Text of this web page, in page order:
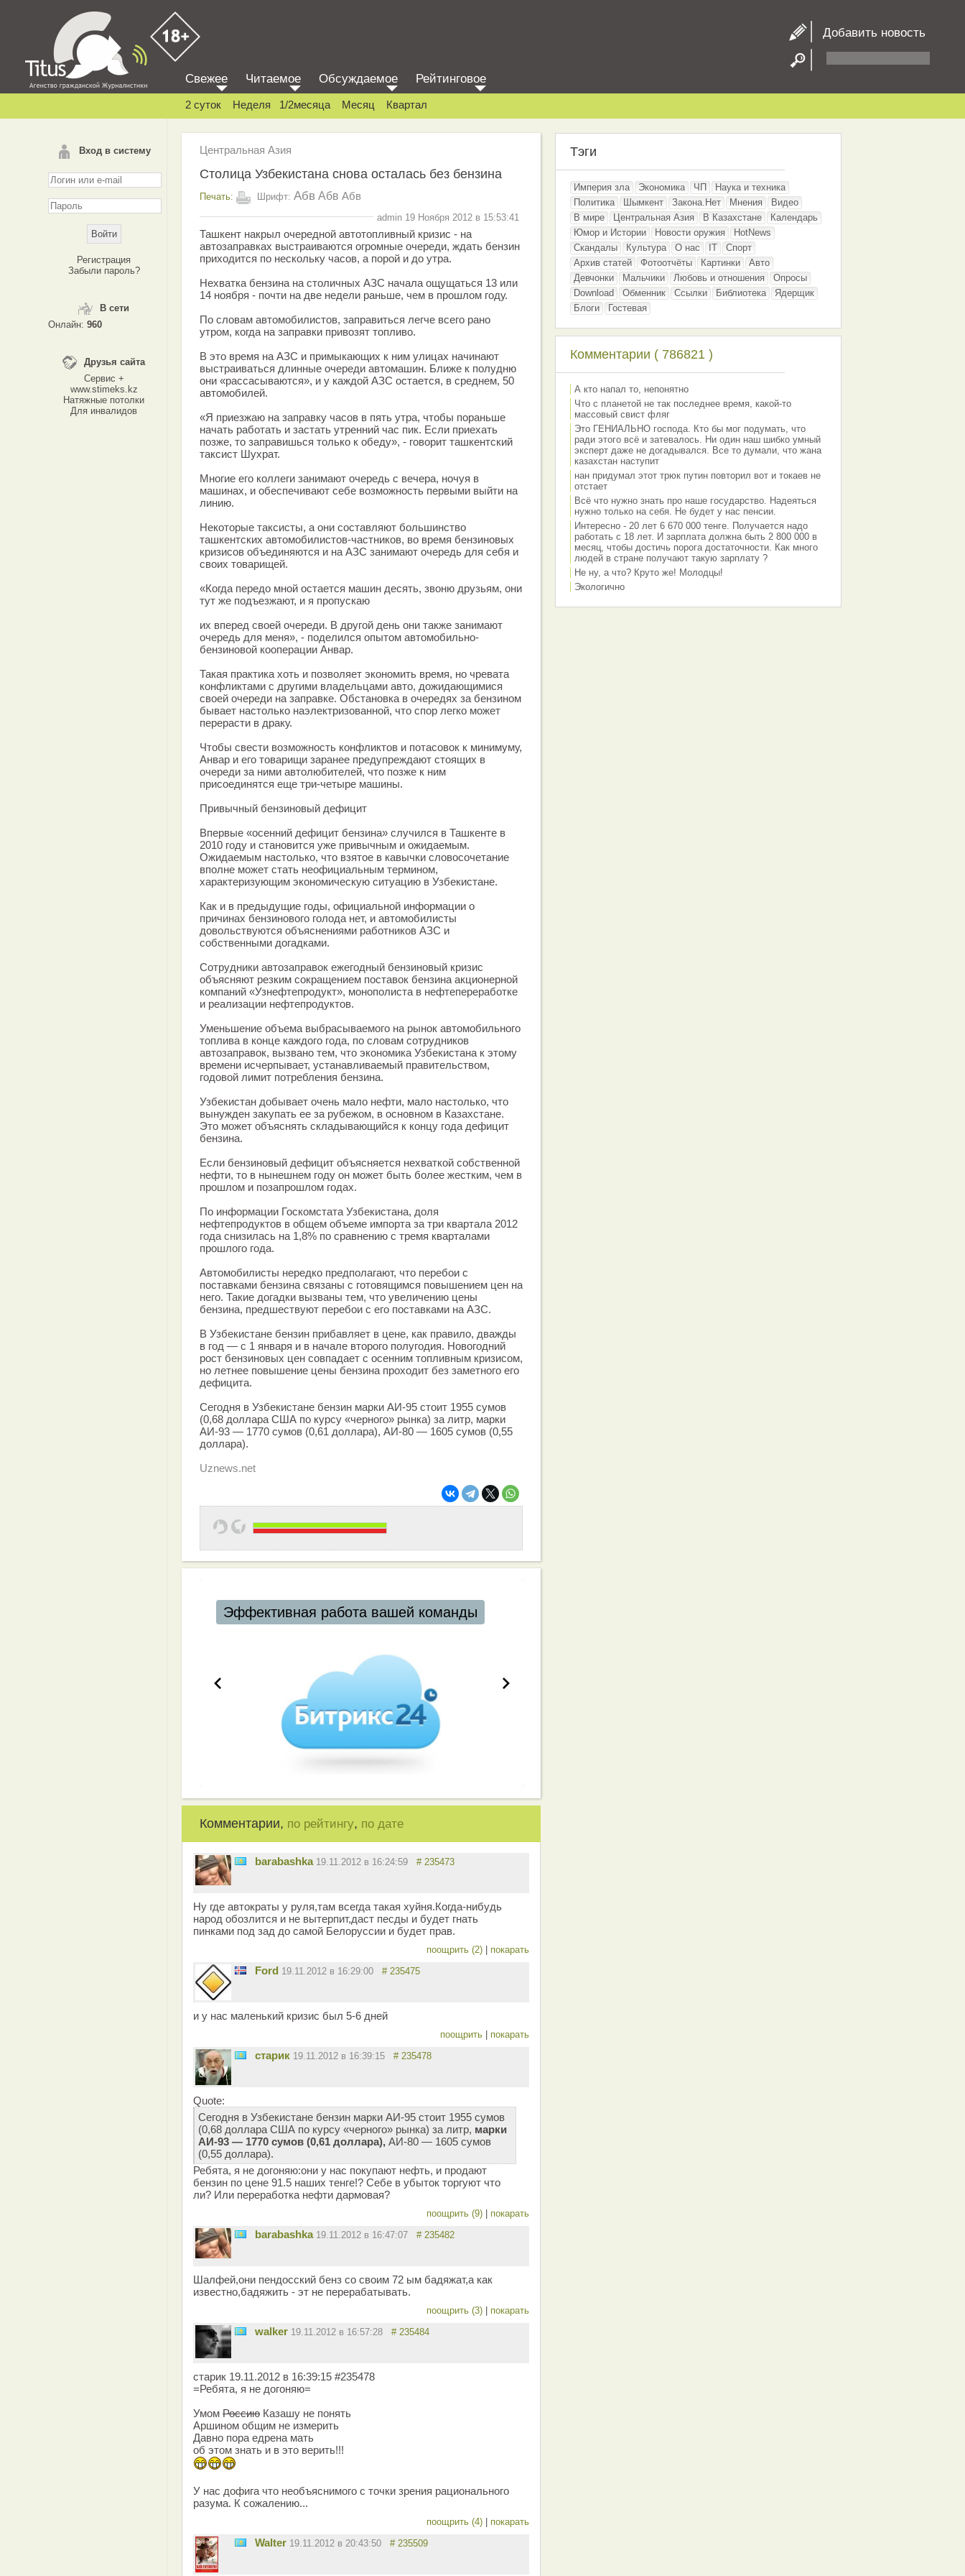
Добавить новость
Вход в систему
Регистрация
Забыли пароль?
В сети
Онлайн: 960
Друзья сайта
Сервис +
www.stimeks.kz
Натяжные потолки
Для инвалидов
Свежее Читаемое Обсуждаемое Рейтинговое
2 суток Неделя 1/2месяца Месяц Квартал
Центральная Азия
Столица Узбекистана снова осталась без бензина
Печать: Шрифт: Абв Абв Абв
admin 19 Ноября 2012 в 15:53:41
Ташкент накрыл очередной автотопливный кризис - на
автозаправках выстраиваются огромные очереди, ждать бензин
приходится по нескольку часов, а порой и до утра.
Нехватка бензина на столичных АЗС начала ощущаться 13 или
14 ноября - почти на две недели раньше, чем в прошлом году.
По словам автомобилистов, заправиться легче всего рано
утром, когда на заправки привозят топливо.
В это время на АЗС и примыкающих к ним улицах начинают
выстраиваться длинные очереди автомашин. Ближе к полудню
они «рассасываются», и у каждой АЗС остается, в среднем, 50
автомобилей.
«Я приезжаю на заправку часов в пять утра, чтобы пораньше
начать работать и застать утренний час пик. Если приехать
позже, то заправишься только к обеду», - говорит ташкентский
таксист Шухрат.
Многие его коллеги занимают очередь с вечера, ночуя в
машинах, и обеспечивают себе возможность первыми выйти на
линию.
Некоторые таксисты, а они составляют большинство
ташкентских автомобилистов-частников, во время бензиновых
кризисов объединяются и на АЗС занимают очередь для себя и
своих товарищей.
«Когда передо мной остается машин десять, звоню друзьям, они
тут же подъезжают, и я пропускаю
их вперед своей очереди. В другой день они также занимают
очередь для меня», - поделился опытом автомобильно-
бензиновой кооперации Анвар.
Такая практика хоть и позволяет экономить время, но чревата
конфликтами с другими владельцами авто, дожидающимися
своей очереди на заправке. Обстановка в очередях за бензином
бывает настолько наэлектризованной, что спор легко может
перерасти в драку.
Чтобы свести возможность конфликтов и потасовок к минимуму,
Анвар и его товарищи заранее предупреждают стоящих в
очереди за ними автолюбителей, что позже к ним
присоединятся еще три-четыре машины.
Привычный бензиновый дефицит
Впервые «осенний дефицит бензина» случился в Ташкенте в
2010 году и становится уже привычным и ожидаемым.
Ожидаемым настолько, что взятое в кавычки словосочетание
вполне может стать неофициальным термином,
характеризующим экономическую ситуацию в Узбекистане.
Как и в предыдущие годы, официальной информации о
причинах бензинового голода нет, и автомобилисты
довольствуются объяснениями работников АЗС и
собственными догадками.
Сотрудники автозаправок ежегодный бензиновый кризис
объясняют резким сокращением поставок бензина акционерной
компаний «Узнефтепродукт», монополиста в нефтепереработке
и реализации нефтепродуктов.
Уменьшение объема выбрасываемого на рынок автомобильного
топлива в конце каждого года, по словам сотрудников
автозаправок, вызвано тем, что экономика Узбекистана к этому
времени исчерпывает, устанавливаемый правительством,
годовой лимит потребления бензина.
Узбекистан добывает очень мало нефти, мало настолько, что
вынужден закупать ее за рубежом, в основном в Казахстане.
Это может объяснять складывающийся к концу года дефицит
бензина.
Если бензиновый дефицит объясняется нехваткой собственной
нефти, то в нынешнем году он может быть более жестким, чем в
прошлом и позапрошлом годах.
По информации Госкомстата Узбекистана, доля
нефтепродуктов в общем объеме импорта за три квартала 2012
года снизилась на 1,8% по сравнению с тремя кварталами
прошлого года.
Автомобилисты нередко предполагают, что перебои с
поставками бензина связаны с готовящимся повышением цен на
него. Такие догадки вызваны тем, что увеличению цены
бензина, предшествуют перебои с его поставками на АЗС.
В Узбекистане бензин прибавляет в цене, как правило, дважды
в год — с 1 января и в начале второго полугодия. Новогодний
рост бензиновых цен совпадает с осенним топливным кризисом,
но летнее повышение цены бензина проходит без заметного его
дефицита.
Сегодня в Узбекистане бензин марки АИ-95 стоит 1955 сумов
(0,68 доллара США по курсу «черного» рынка) за литр, марки
АИ-93 — 1770 сумов (0,61 доллара), АИ-80 — 1605 сумов (0,55
доллара).
Uznews.net
Эффективная работа вашей команды
Комментарии, по рейтингу, по дате
barabashka 19.11.2012 в 16:24:59 # 235473
Ну где автократы у руля,там всегда такая хуйня.Когда-нибудь
народ обозлится и не вытерпит,даст песды и будет гнать
пинками под зад до самой Белоруссии и будет прав.
поощрить (2) покарать
Ford 19.11.2012 в 16:29:00 # 235475
и у нас маленький кризис был 5-6 дней
поощрить покарать
старик 19.11.2012 в 16:39:15 # 235478
Quote:
Сегодня в Узбекистане бензин марки АИ-95 стоит 1955 сумов
(0,68 доллара США по курсу «черного» рынка) за литр, марки
АИ-93 — 1770 сумов (0,61 доллара), АИ-80 — 1605 сумов
(0,55 доллара).
Ребята, я не догоняю:они у нас покупают нефть, и продают
бензин по цене 91.5 наших тенге!? Себе в убыток торгуют что
ли? Или переработка нефти дармовая?
поощрить (9) покарать
barabashka 19.11.2012 в 16:47:07 # 235482
Шалфей,они пендосский бенз со своим 72 ым бадяжат,а как
известно,бадяжить - эт не перерабатывать.
поощрить (3) покарать
walker 19.11.2012 в 16:57:28 # 235484
старик 19.11.2012 в 16:39:15 #235478
=Ребята, я не догоняю=
Умом Россию Казашу не понять
Аршином общим не измерить
Давно пора едрена мать
об этом знать и в это верить!!!
У нас дофига что необъяснимого с точки зрения рационального
разума. К сожалению...
поощрить (4) покарать
Walter 19.11.2012 в 20:43:50 # 235509
Тэги
Империя зла Экономика ЧП
Наука и техника
Политика
Шымкент Закона.Нет Мнения
Видео
В мире
Центральная Азия В Казахстане
Календарь
Юмор и Истории
Новости оружия
HotNews
Скандалы
Культура О нас IT
Спорт
Архив статей
Фотоотчёты Картинки
Авто
Девчонки
Мальчики Любовь и отношения
Опросы
Download
Обменник Ссылки Библиотека
Ядерщик
Блоги
Гостевая
Комментарии ( 786821 )
А кто напал то, непонятно
Что с планетой не так последнее время, какой-то
массовый свист фляг
Это ГЕНИАЛЬНО господа. Кто бы мог подумать, что
ради этого всё и затевалось. Ни один наш шибко умный
эксперт даже не догадывался. Все то думали, что жана
казахстан наступит
нан придумал этот трюк путин повторил вот и токаев не
отстает
Всё что нужно знать про наше государство. Надеяться
нужно только на себя. Не будет у нас пенсии.
Интересно - 20 лет 6 670 000 тенге. Получается надо
работать с 18 лет. И зарплата должна быть 2 800 000 в
месяц, чтобы достичь порога достаточности. Как много
людей в стране получают такую зарплату ?
Не ну, а что? Круто же! Молодцы!
Экологично